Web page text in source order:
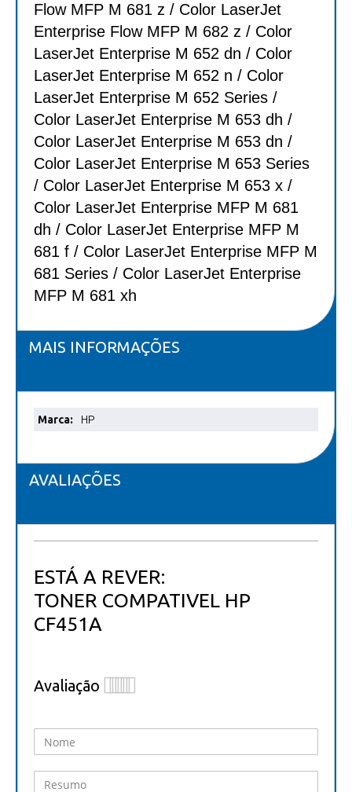
Flow MFP M 681 z / Color LaserJet
Enterprise Flow MFP M 682 z / Color
LaserJet Enterprise M 652 dn / Color
LaserJet Enterprise M 652 n / Color
LaserJet Enterprise M 652 Series /
Color LaserJet Enterprise M 653 dh /
Color LaserJet Enterprise M 653 dn /
Color LaserJet Enterprise M 653 Series
/ Color LaserJet Enterprise M 653 x /
Color LaserJet Enterprise MFP M 681
dh / Color LaserJet Enterprise MFP M
681 f / Color LaserJet Enterprise MFP M
681 Series / Color LaserJet Enterprise
MFP M 681 xh
MAIS INFORMAÇÕES
Mais
HP
AVALIAÇÕES
ESTÁ A REVER:
TONER COMPATIVEL HP
CF451A
Avaliação